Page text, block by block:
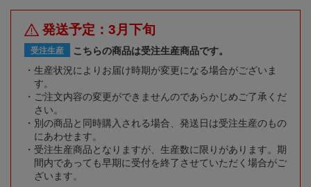
発送予定：3月下旬
受注生産
こちらの商品は受注生産商品です。
生産状況によりお届け時期が変更になる場合がございま
す。
ご注文内容の変更ができませんのであらかじめご了承くだ
さい。
別の商品と同時購入される場合、発送日は受注生産のもの
にあわせます。
受注生産商品となりますが、生産数に限りがあります。期
間内であっても早期に受付を終了させていただく場合がご
ざいます。